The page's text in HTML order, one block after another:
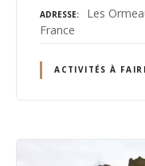
ADRESSE
Les
France
ACTIVITÉS À